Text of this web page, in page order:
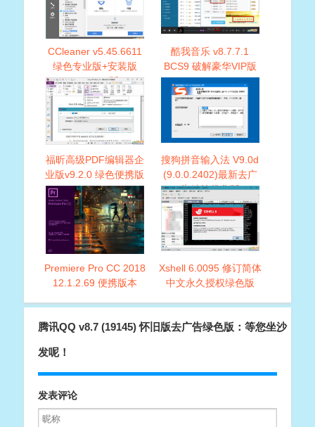
CCleaner v5.45.6611
绿色专业版+安装版
+macOS版
酷我音乐 v8.7.7.1
BCS9 破解豪华VIP版
福昕高级PDF编辑器企
业版v9.2.0 绿色便携版
搜狗拼音输入法 V9.0d
(9.0.0.2402)最新去广
告精简优化版
Premiere Pro CC 2018
12.1.2.69 便携版本
Xshell 6.0095 修订简体
中文永久授权绿色版
腾讯QQ v8.7 (19145) 怀旧版去广告绿色版：等您坐沙
发呢！
发表评论